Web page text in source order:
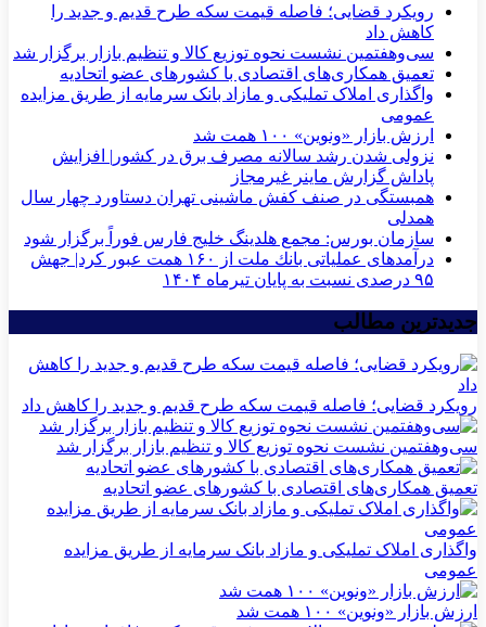
رویکرد قضایی؛ فاصله قیمت سکه طرح قدیم و جدید را
کاهش داد
سی‌و‌هفتمین نشست نحوه توزیع کالا و تنظیم بازار برگزار شد
تعمیق همکاری‌های اقتصادی با کشورهای عضو اتحادیه
واگذاری املاک تملیکی و مازاد بانک سرمایه از طریق مزایده
عمومی
ارزش بازار «ونوین» ۱۰۰ همت شد
نزولی شدن رشد سالانه مصرف برق در کشور| افزایش
پاداش گزارش ماینر غیرمجاز
همبستگی در صنف کفش ماشینی تهران دستاورد چهار سال
همدلی
سازمان بورس: مجمع هلدینگ خلیج فارس فوراً برگزار شود
درآمدهای عملیاتی بانك ملت از ۱۶۰ همت عبور كرد| جهش
۹۵ درصدی نسبت به پایان تیرماه ۱۴۰۴
جدیدترین مطالب
رویکرد قضایی؛ فاصله قیمت سکه طرح قدیم و جدید را کاهش داد
سی‌و‌هفتمین نشست نحوه توزیع کالا و تنظیم بازار برگزار شد
تعمیق همکاری‌های اقتصادی با کشورهای عضو اتحادیه
واگذاری املاک تملیکی و مازاد بانک سرمایه از طریق مزایده
عمومی
ارزش بازار «ونوین» ۱۰۰ همت شد